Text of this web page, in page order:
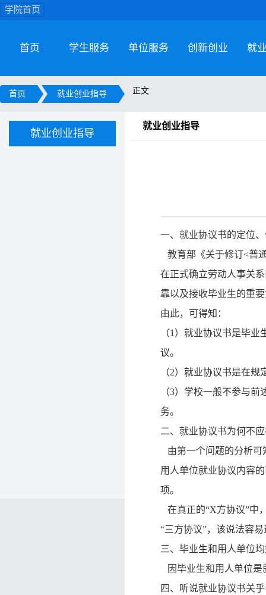
学院首页
首页 学生服务 单位服务 创新创业 就
首页 就业创业指导 正文
就业创业指导
就业创业指导
一、就业协议书的定位
教育部《关于修订<普
在正式确立劳动人事关
靠以及接收毕业生的重
由此，可得知：
（1）就业协议书是毕业
议。
（2）就业协议书是在规
（3）学校一般不参与前
务。
二、就业协议书为何不
由第一个问题的分析可
用人单位就业协议内容
项。
在真正的“X方协议”中
“三方协议”，该说法容
三、毕业生和用人单位
因毕业生和用人单位是
四、听说就业协议书关